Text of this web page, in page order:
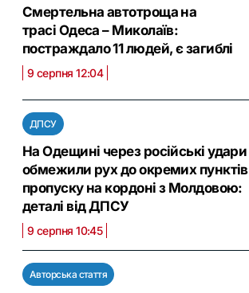
Смертельна автотроща на
трасі Одеса – Миколаїв:
постраждало 11 людей, є загиблі
9 серпня 12:04
ДПСУ
На Одещині через російські удари
обмежили рух до окремих пунктів
пропуску на кордоні з Молдовою:
деталі від ДПСУ
9 серпня 10:45
Авторська стаття